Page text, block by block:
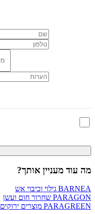
מה עוד מעניין אותך?
BARNEA גילוי וכיבוי אש
PARAGON שחרור חום ועשן
PARAGREEN מוצרים ירוקים